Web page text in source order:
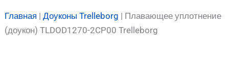
Главная |Доуконы Trelleborg | Плавающее уплотнение
(доукон) TLDOD1270-2CP00 Trelleborg